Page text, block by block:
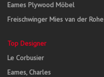
Eames Plywood Möbel
Freischwinger Mies van der Rohe
Top Designer
Le Corbusier
Eames, Charles